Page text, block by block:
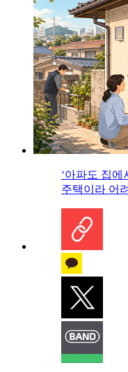
‘아파도 집
주택이라 어